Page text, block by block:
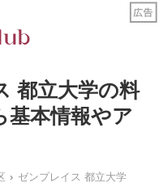
都立大学の料
基本情報やア
ゼンプレイス 都立大学